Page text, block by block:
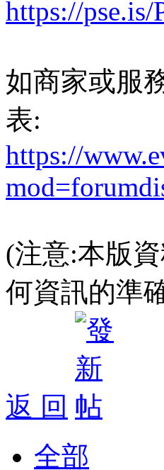
https://pse.is/
如商家或服
表:
https://
(注意:本版
何資訊的準
返 回
全部